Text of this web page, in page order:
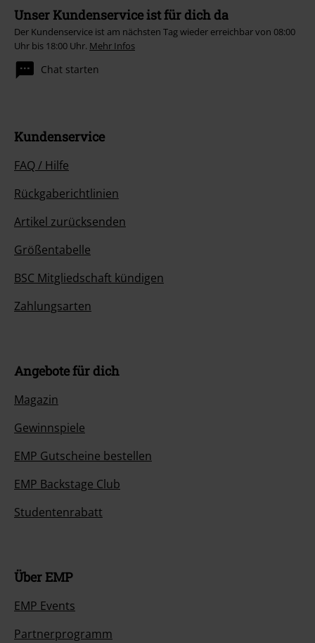
Unser Kundenservice ist für dich da
Der Kundenservice ist am nächsten Tag wieder erreichbar von 08:00
Uhr bis 18:00 Uhr. Mehr Infos
Chat starten
Kundenservice
FAQ / Hilfe
Rückgaberichtlinien
Artikel zurücksenden
Größentabelle
BSC Mitgliedschaft kündigen
Zahlungsarten
Angebote für dich
Magazin
Gewinnspiele
EMP Gutscheine bestellen
EMP Backstage Club
Studentenrabatt
Über EMP
EMP Events
Partnerprogramm